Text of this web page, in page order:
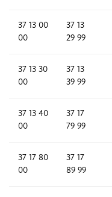
37 13 00
00
37 13
29 99
37 13 30
00
37 13
39 99
37 13 40
00
37 17
79 99
37 17 80
00
37 17
89 99